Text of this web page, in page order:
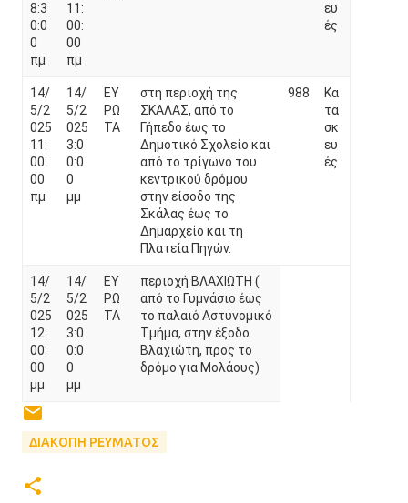
8:3
0:0
0
πμ
11:
00:
00
πμ
ευ
ές
14/
5/2
025
11:
00:
00
πμ
14/
5/2
025
3:0
0:0
0
μμ
ΕΥ
ΡΩ
ΤΑ
στη περιοχή της
ΣΚΑΛΑΣ, από το
Γήπεδο έως το
Δημοτικό Σχολείο και
από το τρίγωνο του
κεντρικού δρόμου
στην είσοδο της
Σκάλας έως το
Δημαρχείο και τη
Πλατεία Πηγών.
988
Κα
τα
σκ
ευ
ές
14/
5/2
025
12:
00:
00
μμ
14/
5/2
025
3:0
0:0
0
μμ
ΕΥ
ΡΩ
ΤΑ
περιοχή ΒΛΑΧΙΩΤΗ (
από το Γυμνάσιο έως
το παλαιό Αστυνομικό
Τμήμα, στην έξοδο
Βλαχιώτη, προς το
δρόμο για Μολάους)
ΔΙΑΚΟΠΗ ΡΕΥΜΑΤΟΣ